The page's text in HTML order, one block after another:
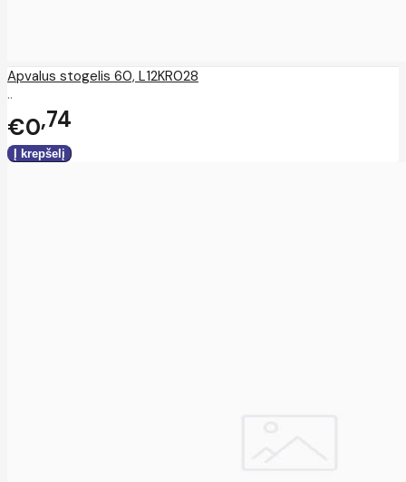
Apvalus stogelis 60, L12KR028
..
€0 74